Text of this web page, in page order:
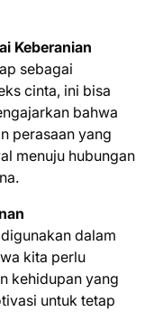
Keberanian
sebagai
cinta, ini bisa
bahwa
perasaan yang
menuju hubungan
dalam
kita perlu
kehidupan yang
untuk tetap